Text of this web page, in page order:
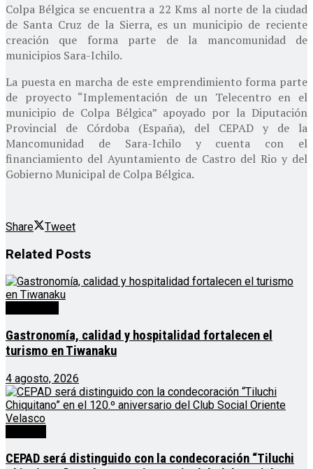
Colpa Bélgica se encuentra a 22 Kms al norte de la ciudad
de Santa Cruz de la Sierra, es un municipio de reciente
creación que forma parte de la mancomunidad de
municipios Sara-Ichilo.
La puesta en marcha de este emprendimiento forma parte
de proyecto “Implementación de un Telecentro en el
municipio de Colpa Bélgica” apoyado por la Diputación
Provincial de Córdoba (España), del CEPAD y de la
Mancomunidad de Sara-Ichilo y cuenta con el
financiamiento del Ayuntamiento de Castro del Rio y del
Gobierno Municipal de Colpa Bélgica.
Share Tweet
Related Posts
Gastronomía, calidad y hospitalidad fortalecen el
turismo en Tiwanaku
4 agosto, 2026
CEPAD será distinguido con la condecoración “Tiluchi